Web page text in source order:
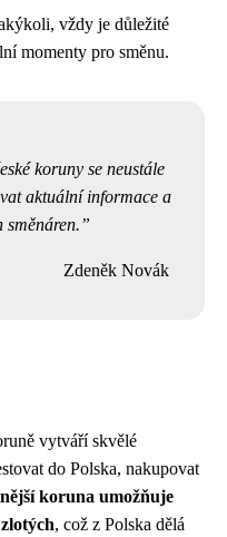
vždy je důležité
momenty pro směnu.
koruny se neustále
aktuální informace a
směnáren.
Zdeněk Novák
vytváří skvělé
do Polska, nakupovat
koruna umožňuje
, což z Polska dělá